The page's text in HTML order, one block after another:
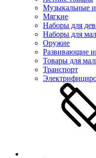
Музыкальные
Мягкие
Наборы для
Наборы для
Оружие
Развивающие
Товары для
Транспорт